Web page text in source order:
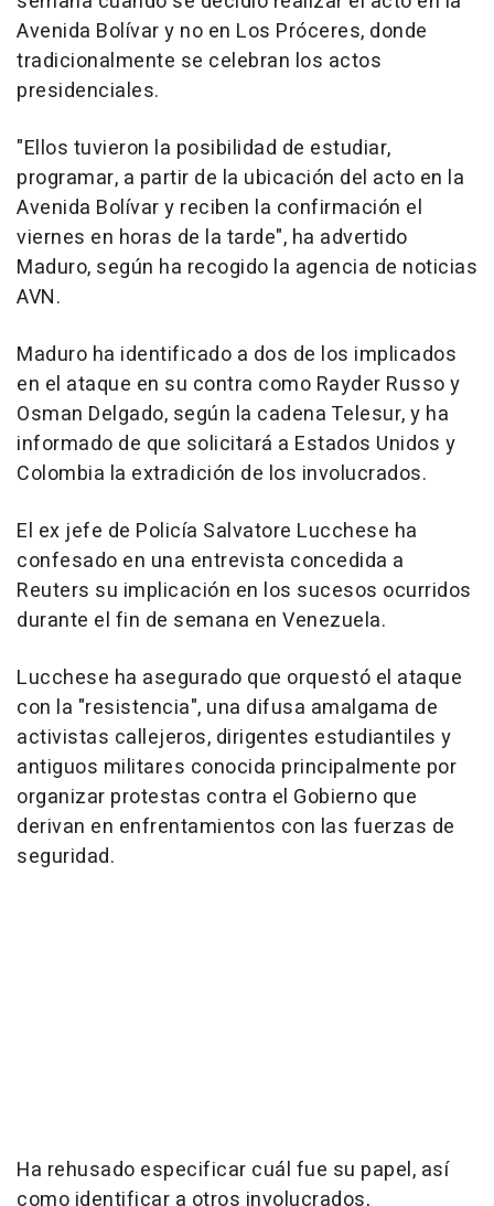
Avenida Bolívar y no en Los Próceres, donde
tradicionalmente se celebran los actos
presidenciales.
"Ellos tuvieron la posibilidad de estudiar,
programar, a partir de la ubicación del acto en la
Avenida Bolívar y reciben la confirmación el
viernes en horas de la tarde", ha advertido
Maduro, según ha recogido la agencia de noticias
AVN.
Maduro ha identificado a dos de los implicados
en el ataque en su contra como Rayder Russo y
Osman Delgado, según la cadena Telesur, y ha
informado de que solicitará a Estados Unidos y
Colombia la extradición de los involucrados.
El ex jefe de Policía Salvatore Lucchese ha
confesado en una entrevista concedida a
Reuters su implicación en los sucesos ocurridos
durante el fin de semana en Venezuela.
Lucchese ha asegurado que orquestó el ataque
con la "resistencia", una difusa amalgama de
activistas callejeros, dirigentes estudiantiles y
antiguos militares conocida principalmente por
organizar protestas contra el Gobierno que
derivan en enfrentamientos con las fuerzas de
seguridad.
Ha rehusado especificar cuál fue su papel, así